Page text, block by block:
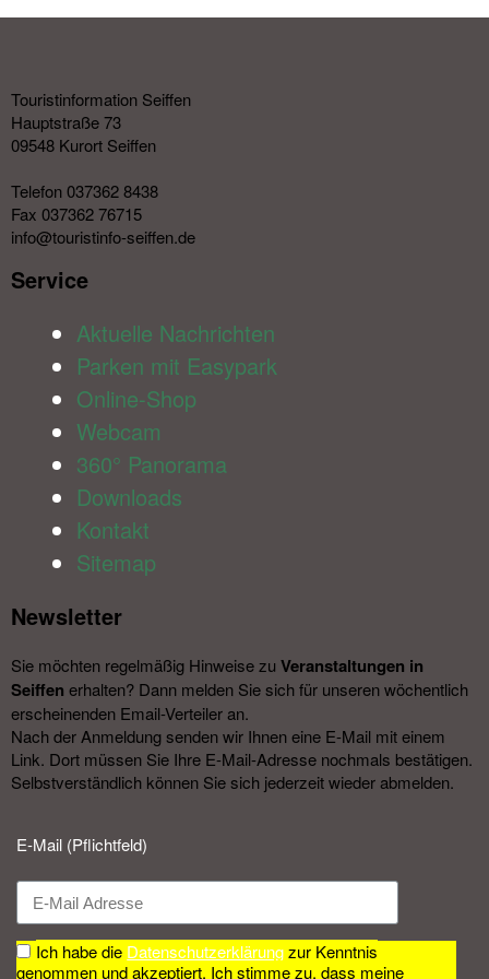
Touristinformation Seiffen
Hauptstraße 73
09548 Kurort Seiffen
Telefon 037362 8438
Fax 037362 76715
info@touristinfo-seiffen.de
Service​
Aktuelle Nachrichten
Parken mit Easypark
Online-Shop
Webcam
360° Panorama
Downloads
Kontakt
Sitemap
Newsletter​
Sie möchten regelmäßig Hinweise zu Veranstal­tungen in
Seiffen erhalten? Dann melden Sie sich für unseren wöchentlich
erscheinenden Email-Verteiler an.
Nach der Anmeldung senden wir Ihnen eine E-Mail mit einem
Link. Dort müssen Sie Ihre E-Mail-Adresse nochmals bestätigen.
Selbstverständlich können Sie sich jederzeit wieder abmelden.​
E-Mail (Pflichtfeld)
Ich habe die Datenschutzerklärungzur Kenntnis
genommen und akzeptiert. Ich stimme zu, dass meine